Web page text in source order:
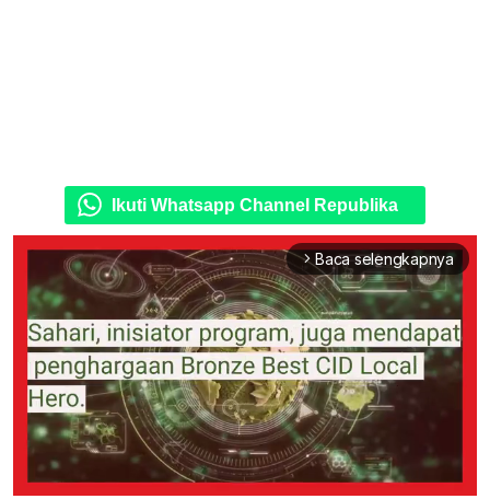
Ikuti Whatsapp Channel Republika
arrow_forward_ios Baca selengkapnya